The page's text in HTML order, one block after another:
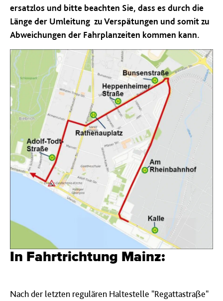
ersatzlos und bitte beachten Sie, dass es durch die
Länge der Umleitung zu Verspätungen und somit zu
Abweichungen der Fahrplanzeiten kommen kann.
In Fahrtrichtung Mainz:
Nach der letzten regulären Haltestelle "Regattastraße"